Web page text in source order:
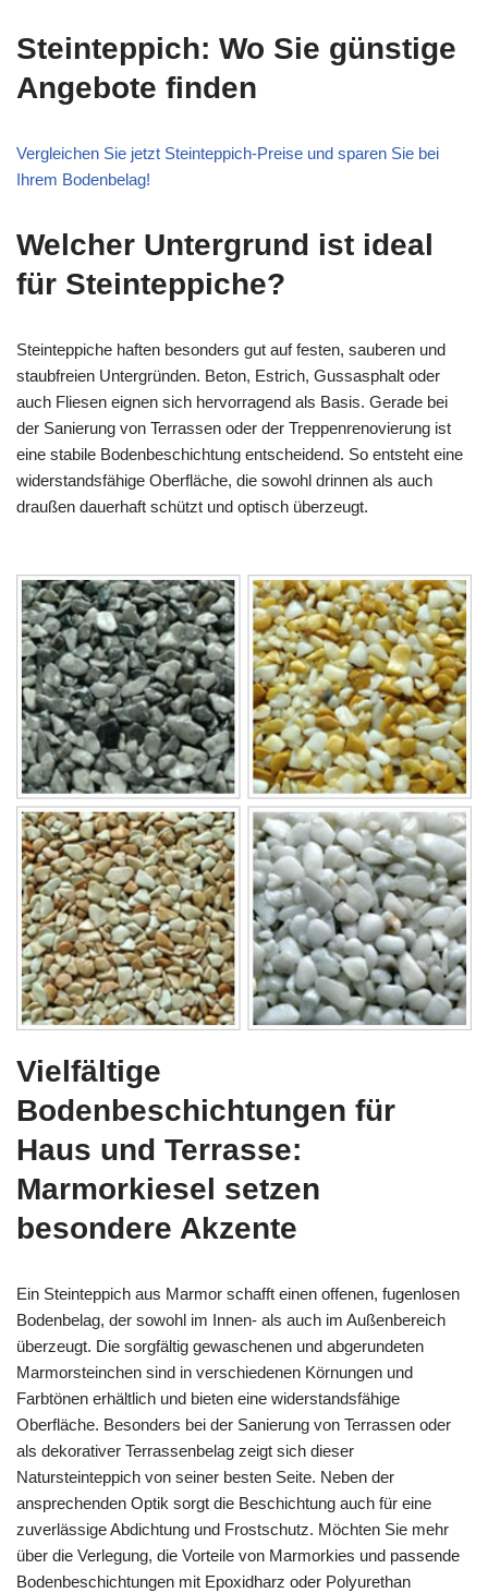
Steinteppich: Wo Sie günstige
Angebote finden
Vergleichen Sie jetzt Steinteppich-Preise und sparen Sie bei
Ihrem Bodenbelag!
Welcher Untergrund ist ideal
für Steinteppiche?
Steinteppiche haften besonders gut auf festen, sauberen und
staubfreien Untergründen. Beton, Estrich, Gussasphalt oder
auch Fliesen eignen sich hervorragend als Basis. Gerade bei
der Sanierung von Terrassen oder der Treppenrenovierung ist
eine stabile Bodenbeschichtung entscheidend. So entsteht eine
widerstandsfähige Oberfläche, die sowohl drinnen als auch
draußen dauerhaft schützt und optisch überzeugt.
Vielfältige
Bodenbeschichtungen für
Haus und Terrasse:
Marmorkiesel setzen
besondere Akzente
Ein Steinteppich aus Marmor schafft einen offenen, fugenlosen
Bodenbelag, der sowohl im Innen- als auch im Außenbereich
überzeugt. Die sorgfältig gewaschenen und abgerundeten
Marmorsteinchen sind in verschiedenen Körnungen und
Farbtönen erhältlich und bieten eine widerstandsfähige
Oberfläche. Besonders bei der Sanierung von Terrassen oder
als dekorativer Terrassenbelag zeigt sich dieser
Natursteinteppich von seiner besten Seite. Neben der
ansprechenden Optik sorgt die Beschichtung auch für eine
zuverlässige Abdichtung und Frostschutz. Möchten Sie mehr
über die Verlegung, die Vorteile von Marmorkies und passende
Bodenbeschichtungen mit Epoxidharz oder Polyurethan